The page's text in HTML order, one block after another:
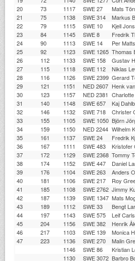
20
73 1117 SWE 27 Mats
21
75 1138 SWE 314 Markus
22
79 1115 SWE 10 Kjell
23
84 1145 SWE 8 Fredrik
24
90 1113 SWE 14 Per
25
92 1123 SWE 1265 Thomas
26
112 1133 SWE 158 Gustav
27
115 1118 SWE 112 Niklas
28
116 1126 SWE 2399 Gerard
29
121 1151 NED 2607 Henk
30
123 1157 NED 2381
31
140 1148 SWE 657 Kaj
32
146 1132 SWE 718 Christer
33
155 1105 SWE 1050 Björn
34
159 1150 NED 2244 Wilhelm
35
161 1137 SWE 24 Fredrik
36
167 1111 SWE 483 Kristofer
37
172 1129 SWE 2368 Tommy
38
174 1152 SWE 447 Daniel
39
176 1104 SWE 263 Anders
40
181 1106 SWE 217 Roy
41
185 1108 SWE 2762 Jimmy
42
187 1139 SWE 1347 Mats
43
189 1112 SWE 33 Bengt
44
197 1143 SWE 575 Leif
45
204 1156 SWE 382 Henrik
46
217 1103 SWE 139 Monica
47
223 1136 SWE 270 Malin
1146
SWE 86 Kristian
1130
SWE 3072 Barbro